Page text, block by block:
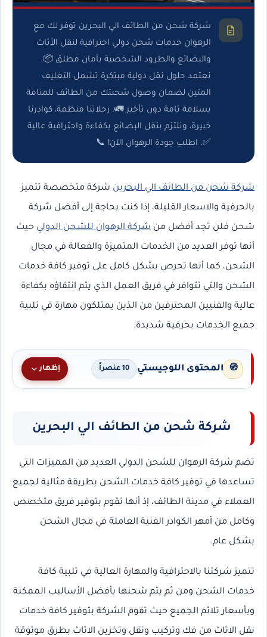
شركة شحن من الطائف الي البحرين توفر لك مع
الرهوان خدمات شحن دولي احترافية لنقل الأثاث
والبضائع والطرود الشخصية بأمان مطلق 📦.
نعتمد حلول نقل دولية مبتكرة تشمل التغليف
المتين لضمان وصول شحنتك من الطائف للمنامة
بسلامة تامة دون تأخير 🚛. رحلاتنا منظمة، كوادرنا
خبيرة، ونلتزم بنقل البضائع بكفاءة واحترافية عالية
✅. اطلب جودة الرهوان الآن! 📞
شركة شحن من الطائف الي البحرين شركة متخصصة تتميز
بالحرفية والاسعار القليلة، إذا كنت بحاجة إلى أفضل شركة
شحن فلن تجد أفضل من شركة الرهوان للشحن الدولي حيث
أنها توفر العديد من الخدمات المتميزة والفعالة في مجال
الشحن، كما أنها تحرص بشكل كامل على توفير كافة خدمات
الشحن والتي تتوافر في فريق العمل الذي يتم انتقاؤه بكفاءة
عالية والفنيين المحترفين من الذين يمتلكون مهارة في تلبية
جميع الخدمات بحرفية شديدة.
🧭 المحتوى اللوجيستي 10 عنصراً إظهار
شركة شحن من الطائف الي البحرين
تضم شركة الرهوان للشحن الدولي العديد من المميزات التي
تساعدها في توفير كافة خدمات الشحن بطريقة مثالية لجميع
العملاء في مدينة الطائف، إذ أنها تقوم بتوفير فريق متخصص
وكامل من أمهر الكوادر الفنية العاملة في مجال الشحن
بشكل عام.
تتميز شركتنا بالاحترافية والمهارة العالية في تلبية كافة
خدمات الشحن ومن ثم يتم شحنها بأفضل الأساليب الممكنة
وبأسعار تلائم الجميع حيث تقوم الشركة بتوفير كافة خدمات
نقل الاثاث من فك وتركيب ونقل وتخزين الاثاث بطرق موثوقة